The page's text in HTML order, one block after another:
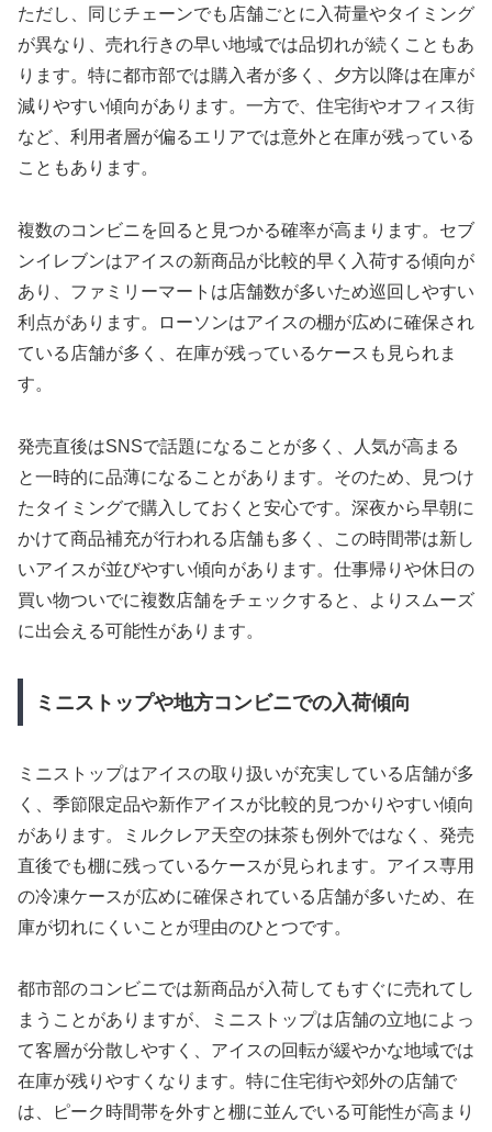
ただし、同じチェーンでも店舗ごとに入荷量やタイミング
が異なり、売れ行きの早い地域では品切れが続くこともあ
ります。特に都市部では購入者が多く、夕方以降は在庫が
減りやすい傾向があります。一方で、住宅街やオフィス街
など、利用者層が偏るエリアでは意外と在庫が残っている
こともあります。
複数のコンビニを回ると見つかる確率が高まります。セブ
ンイレブンはアイスの新商品が比較的早く入荷する傾向が
あり、ファミリーマートは店舗数が多いため巡回しやすい
利点があります。ローソンはアイスの棚が広めに確保され
ている店舗が多く、在庫が残っているケースも見られま
す。
発売直後はSNSで話題になることが多く、人気が高まる
と一時的に品薄になることがあります。そのため、見つけ
たタイミングで購入しておくと安心です。深夜から早朝に
かけて商品補充が行われる店舗も多く、この時間帯は新し
いアイスが並びやすい傾向があります。仕事帰りや休日の
買い物ついでに複数店舗をチェックすると、よりスムーズ
に出会える可能性があります。
ミニストップや地方コンビニでの入荷傾向
ミニストップはアイスの取り扱いが充実している店舗が多
く、季節限定品や新作アイスが比較的見つかりやすい傾向
があります。ミルクレア天空の抹茶も例外ではなく、発売
直後でも棚に残っているケースが見られます。アイス専用
の冷凍ケースが広めに確保されている店舗が多いため、在
庫が切れにくいことが理由のひとつです。
都市部のコンビニでは新商品が入荷してもすぐに売れてし
まうことがありますが、ミニストップは店舗の立地によっ
て客層が分散しやすく、アイスの回転が緩やかな地域では
在庫が残りやすくなります。特に住宅街や郊外の店舗で
は、ピーク時間帯を外すと棚に並んでいる可能性が高まり